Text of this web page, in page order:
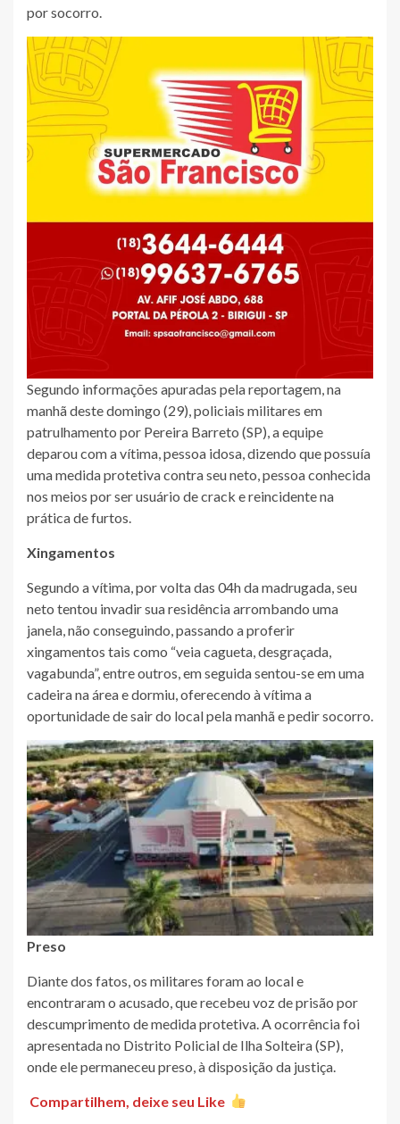
por socorro.
Segundo informações apuradas pela reportagem, na
manhã deste domingo (29), policiais militares em
patrulhamento por Pereira Barreto (SP), a equipe
deparou com a vítima, pessoa idosa, dizendo que possuía
uma medida protetiva contra seu neto, pessoa conhecida
nos meios por ser usuário de crack e reincidente na
prática de furtos.
Xingamentos
Segundo a vítima, por volta das 04h da madrugada, seu
neto tentou invadir sua residência arrombando uma
janela, não conseguindo, passando a proferir
xingamentos tais como “veia cagueta, desgraçada,
vagabunda”, entre outros, em seguida sentou-se em uma
cadeira na área e dormiu, oferecendo à vítima a
oportunidade de sair do local pela manhã e pedir socorro.
Preso
Diante dos fatos, os militares foram ao local e
encontraram o acusado, que recebeu voz de prisão por
descumprimento de medida protetiva. A ocorrência foi
apresentada no Distrito Policial de Ilha Solteira (SP),
onde ele permaneceu preso, à disposição da justiça.
Compartilhem, deixe seu Like